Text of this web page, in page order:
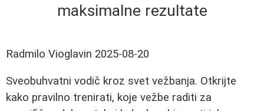
maksimalne rezultate
Radmilo Vioglavin 2025-08-20
Sveobuhvatni vodič kroz svet vežbanja. Otkrijte
kako pravilno trenirati, koje vežbe raditi za